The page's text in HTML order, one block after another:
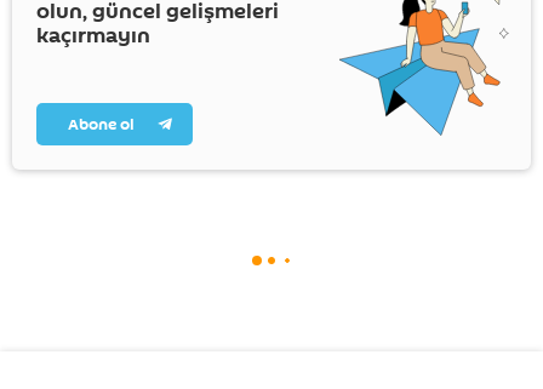
olun, güncel gelişmeleri
kaçırmayın
Abone ol